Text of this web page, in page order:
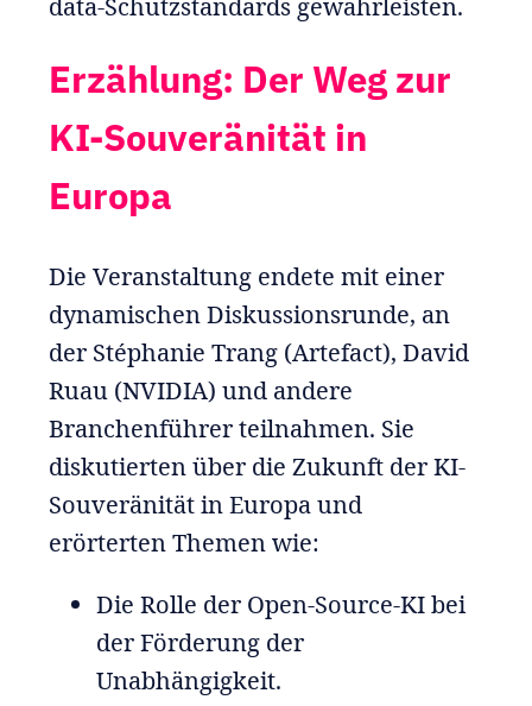
data-Schutzstandards gewährleisten.
Erzählung: Der Weg zur
KI-Souveränität in
Europa
Die Veranstaltung endete mit einer
dynamischen Diskussionsrunde, an
der Stéphanie Trang (Artefact), David
Ruau (NVIDIA) und andere
Branchenführer teilnahmen. Sie
diskutierten über die Zukunft der KI-
Souveränität in Europa und
erörterten Themen wie:
Die Rolle der Open-Source-KI bei
der Förderung der
Unabhängigkeit.